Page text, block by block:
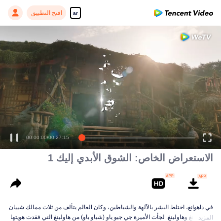
ar افتح التطبيق
00:00:00/00:27:15
الاستعراض الخاص: الشوق الأبدي إليك 1
في داهوانغ، اختلط البشر بالآلهة والشياطين، وكان العالم يتألف من ثلاث ممالك شييان
و تشنرونغ وهاولينغ. لجأت الأميرة جي جيو ياو (شياو ياو) من هاولينغ التي فقدت هويتها
المزيد